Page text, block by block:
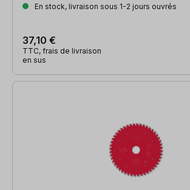
En stock, livraison sous 1-2 jours ouvrés
37,10 €
TTC, frais de livraison
en sus